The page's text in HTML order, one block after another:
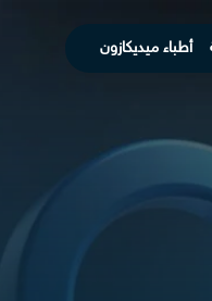
أطباء ميديكازون